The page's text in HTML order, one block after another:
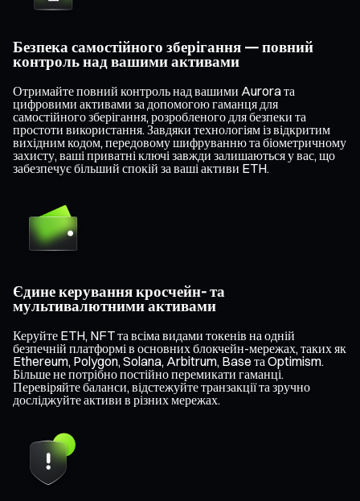
Безпека самостійного зберігання — повний
контроль над вашими активами
Отримайте повний контроль над вашими Aurora та
цифровими активами за допомогою гаманця для
самостійного зберігання, розробленого для безпеки та
простоти використання. Завдяки технологіям із відкритим
вихідним кодом, передовому шифруванню та біометричному
захисту, ваші приватні ключі завжди залишаються у вас, що
забезпечує більший спокій за ваші активи ETH.
Єдине керування кросчейн- та
мультивалютними активами
Керуйте ETH, NFT та всіма видами токенів на одній
безпечній платформі в основних блокчейн-мережах, таких як
Ethereum, Polygon, Solana, Arbitrum, Base та Optimism.
Більше не потрібно постійно перемикати гаманці.
Перевіряйте баланси, відстежуйте транзакції та зручно
досліджуйте активи в різних мережах.